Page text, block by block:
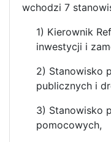
wchodzi 7
1) Kierownik
inwestycji i
2) Stanowisko
publicznych i
3) Stanowisko
pomocowych,